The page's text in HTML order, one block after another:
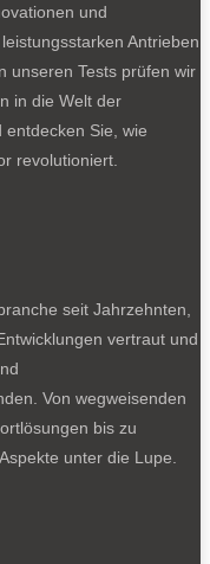
und
Antrieben
unseren Tests prüfen wir
in die Welt der
Sie, wie
revolutioniert.
seit Jahrzehnten,
vertraut und
Von wegweisenden
bis zu
unter die Lupe.